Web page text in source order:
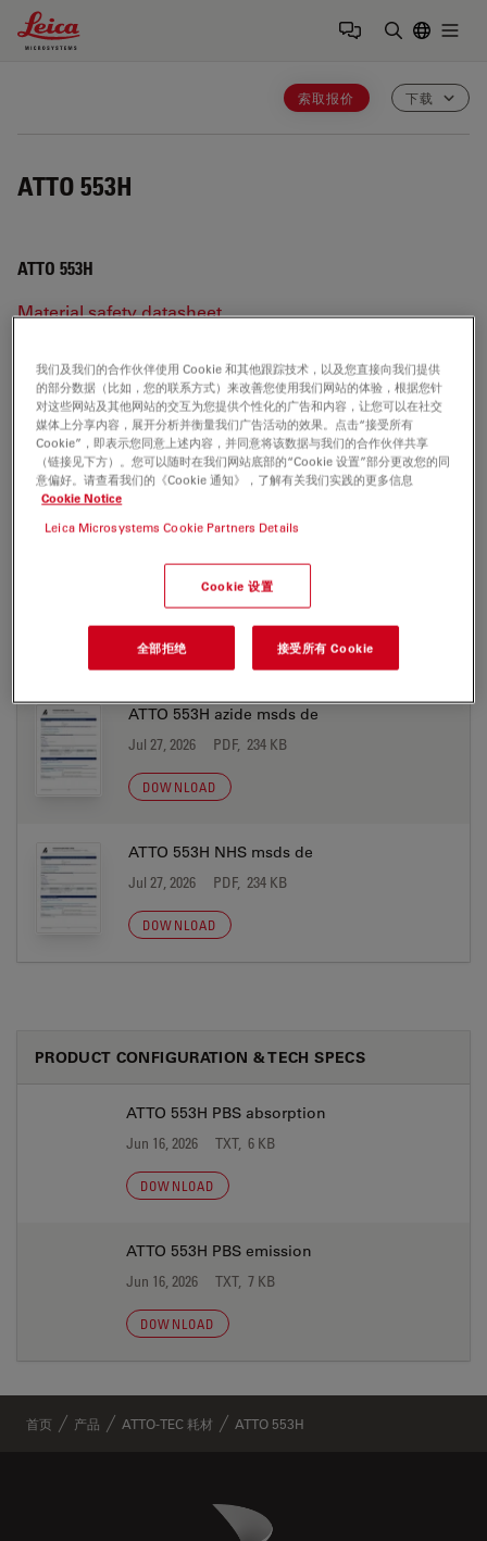
Leica Microsystems Logo
索取报价 下载
ATTO 553H
ATTO 553H
Material safety datasheet
ATTO 553H
MATERIAL SAFETY DATASHEET
ATTO 553H acid msds de
Jul 27, 2026 PDF, 233 KB
DOWNLOAD
ATTO 553H azide msds de
Jul 27, 2026 PDF, 234 KB
DOWNLOAD
ATTO 553H NHS msds de
Jul 27, 2026 PDF, 234 KB
DOWNLOAD
PRODUCT CONFIGURATION & TECH SPECS
ATTO 553H PBS absorption
Jun 16, 2026 TXT, 6 KB
DOWNLOAD
ATTO 553H PBS emission
Jun 16, 2026 TXT, 7 KB
DOWNLOAD
首页 产品 ATTO-TEC 耗材 ATTO 553H
Danaher Logo
我们及我们的合作伙伴使用 Cookie 和其他跟踪技术，以及您直接向我们提供
的部分数据（比如，您的联系方式）来改善您使用我们网站的体验，根据您针
对这些网站及其他网站的交互为您提供个性化的广告和内容，让您可以在社交
媒体上分享内容，展开分析并衡量我们广告活动的效果。点击“接受所有
Cookie”，即表示您同意上述内容，并同意将该数据与我们的合作伙伴共享
（链接见下方）。您可以随时在我们网站底部的“Cookie 设置”部分更改您的同
意偏好。请查看我们的《Cookie 通知》，了解有关我们实践的更多信息
Cookie Notice
Leica Microsystems Cookie Partners Details
Cookie 设置
全部拒绝 接受所有 Cookie